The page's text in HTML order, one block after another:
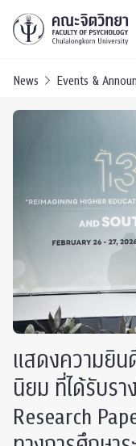
News Events &
แสดงความยิ
นิยม ที่ได้รับร
Research